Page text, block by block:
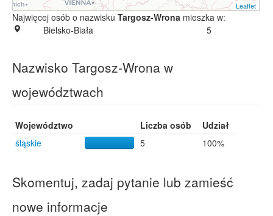
Leaflet
Najwięcej osób o nazwisku Targosz-Wrona mieszka w:
Bielsko-Biała
5
Nazwisko Targosz-Wrona w
województwach
Województwo Liczba osób
Udział
śląskie
5 100%
Skomentuj, zadaj pytanie lub zamieść
nowe informacje